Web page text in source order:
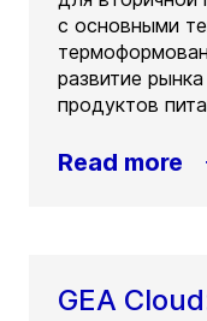
с основными
развитие
продуктов
Read more
GEA